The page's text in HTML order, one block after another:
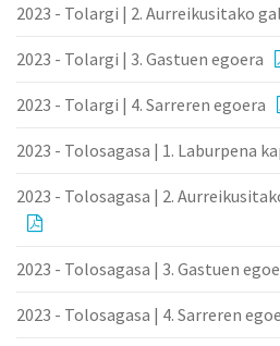
2023 - Tolargi | 2. Aurreikusitako
2023 - Tolargi | 3. Gastuen egoera
2023 - Tolargi | 4. Sarreren egoera
2023 - Tolosagasa | 1. Laburpena
2023 - Tolosagasa | 2.
2023 - Tolosagasa | 3. Gastuen
2023 - Tolosagasa | 4. Sarreren